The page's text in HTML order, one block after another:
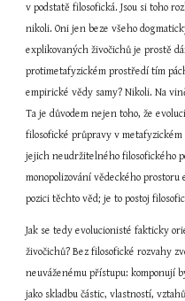
v podstatě filosofická. Jsou si toho
nikoli. Oni jen beze všeho
explikovaných živočichů je prostě
protimetafyzickém prostředí tím
empirické vědy samy? Nikoli. Na
Ta je důvodem nejen toho, že
filosofické průpravy v
jejich neudržitelného filosofického
monopolizování vědeckého
pozici těchto věd; je to postoj
Jak se tedy evolucionisté fakticky
živočichů? Bez filosofické rozvahy
neuváženému přístupu: komponují
jako skladbu částic, vlastností,